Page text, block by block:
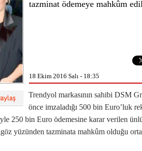
tazminat ödemeye mahkûm
18 Ekim 2016 Salı - 18:35
Trendyol markasının sahibi DSM
önce imzaladığı 500 bin Euro’luk
250 bin Euro ödemesine karar verilen
yüzünden tazminata mahkûm olduğu